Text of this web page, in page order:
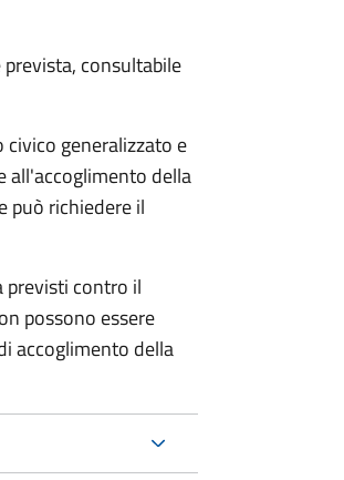
consultabile
generalizzato e
all'accoglimento della
può richiedere il
contro il
possono essere
accoglimento della